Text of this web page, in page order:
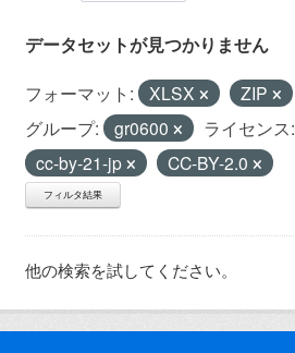
データセットが見つかりません
フォーマット: XLSX
ZIP
グループ:
gr0600
ライセンス:
cc-by-21-jp
CC-BY-2.0
フィルタ結果
他の検索を試してください。